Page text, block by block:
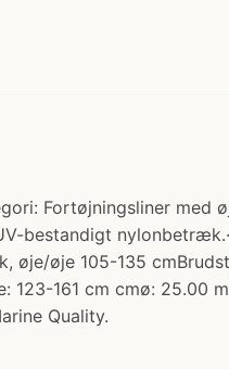
Fortøjningsliner
bestandigt
øje 105-135
161 cm cmø: 25.00
Quality.